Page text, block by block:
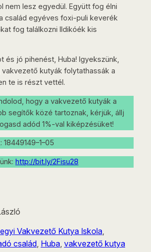
nem lesz egyedül. Együtt fog élni
család egyéves foxi-puli keverék
fog találkozni Ildikóék kis
és jó pihenést, Huba! Igyekszünk,
kutyák folytathassák a
te is részt vettél.
hogy a vakvezető kutyák a
segítők közé tartoznak, kérjük, állj
adód 1%-val kiképzésüket!
http://bit.ly/2Fisu28
Vakvezető Kutya Iskola
család, Huba, vakvezető kutya